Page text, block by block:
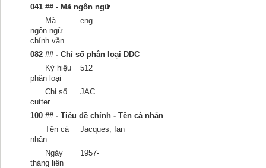
041 ## - Mã ngôn ngữ
Mã
ngôn ngữ
chính văn
eng
082 ## - Chỉ số phân loại DDC
Ký hiệu
phân loại
512
Chỉ số
cutter
JAC
100 ## - Tiêu đề chính - Tên cá nhân
Tên cá
nhân
Jacques, Ian
Ngày
tháng liên
1957-